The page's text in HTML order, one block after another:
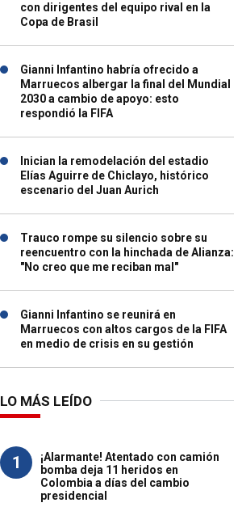
con dirigentes del equipo rival en la
Copa de Brasil
Gianni Infantino habría ofrecido a
Marruecos albergar la final del Mundial
2030 a cambio de apoyo: esto
respondió la FIFA
Inician la remodelación del estadio
Elías Aguirre de Chiclayo, histórico
escenario del Juan Aurich
Trauco rompe su silencio sobre su
reencuentro con la hinchada de Alianza:
"No creo que me reciban mal"
Gianni Infantino se reunirá en
Marruecos con altos cargos de la FIFA
en medio de crisis en su gestión
LO MÁS LEÍDO
1
¡Alarmante! Atentado con camión
bomba deja 11 heridos en
Colombia a días del cambio
presidencial